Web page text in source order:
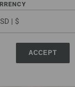
ACCEPT